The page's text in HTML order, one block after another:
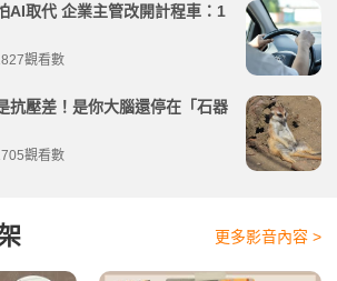
AI取代 企業主管改開計程車：1
觀看數
抗壓差！是你大腦還停在「石器
觀看數
更多影音內容 >